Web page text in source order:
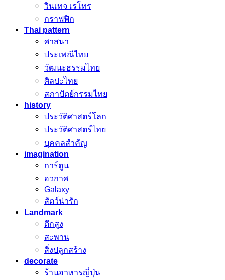
วินเทจ เรโทร
กราฟฟิก
Thai pattern
ศาสนา
ประเพณีไทย
วัฒนะธรรมไทย
ศิลปะไทย
สภาปัตย์กรรมไทย
history
ประวัติศาสตร์โลก
ประวัติศาสตร์ไทย
บุคคลสำคัญ
imagination
การ์ตูน
อวกาศ
Galaxy
สัตว์น่ารัก
Landmark
ตึกสูง
สะพาน
สิ่งปลูกสร้าง
decorate
ร้านอาหารญี่ปุ่น